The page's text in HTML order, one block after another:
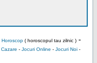
Horoscop( horoscopul tau zilnic )-
Cazare - Jocuri Online - Jocuri Noi-